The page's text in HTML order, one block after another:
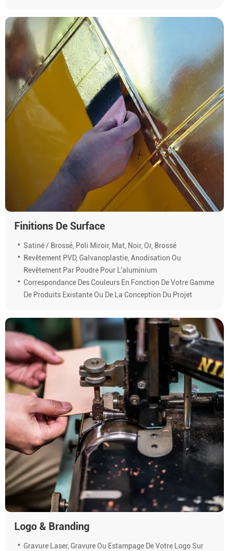
Finitions De Surface
Satiné / Brossé, Poli Miroir, Mat, Noir, Or, Brossé
Revêtement PVD, Galvanoplastie, Anodisation Ou
Revêtement Par Poudre Pour L'aluminium
Correspondance Des Couleurs En Fonction De Votre Gamme
De Produits Existante Ou De La Conception Du Projet
Logo & Branding
Gravure Laser, Gravure Ou Estampage De Votre Logo Sur